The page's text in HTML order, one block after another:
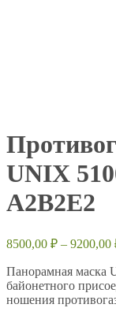
UNIX
А2В2Е2
8500,00 ₽ – 9200,00
Панорамная маска
байонетного
ношения